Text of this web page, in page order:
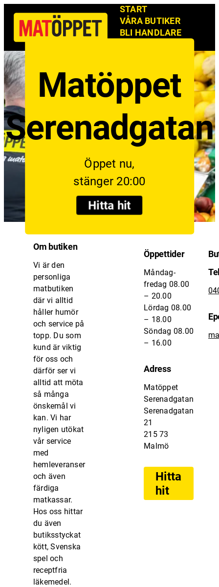
START
VÅRA BUTIKER
BLI HANDLARE
Matöppet
Serenadgatan
Öppet nu,
stänger 20:00
Hitta hit
Om butiken
Vi är den
personliga
matbutiken
där vi alltid
håller humör
och service på
topp. Du som
kund är viktig
för oss och
därför ser vi
alltid att möta
så många
önskemål vi
kan. Vi har
nyligen utökat
vår service
med
hemleveranser
och även
färdiga
matkassar.
Hos oss hittar
du även
butiksstyckat
kött, Svenska
spel och
receptfria
läkemedel.
Öppettider
Måndag-
fredag 08.00
– 20.00
Lördag 08.00
– 18.00
Söndag 08.00
– 16.00
Adress
Matöppet
Serenadgatan
Serenadgatan
21
215 73
Malmö
Hitta
hit